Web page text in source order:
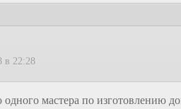
в 22:28
мастера по изготовлению